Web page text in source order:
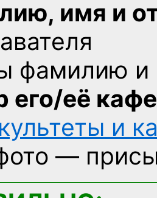
имя и
фамилию
его/её
и
—